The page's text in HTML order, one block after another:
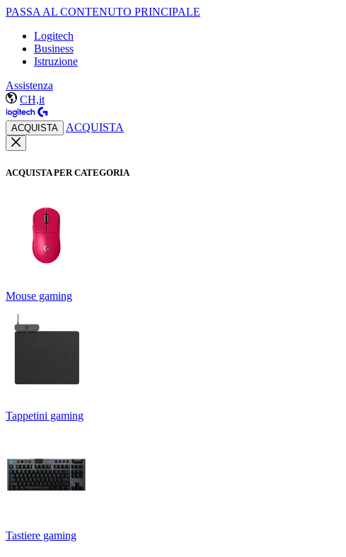
PASSA AL CONTENUTO PRINCIPALE
Logitech
Business
Istruzione
Assistenza
CH,it
ACQUISTA ACQUISTA
ACQUISTA PER CATEGORIA
Mouse gaming
Tappetini gaming
Tastiere gaming